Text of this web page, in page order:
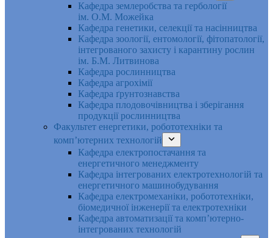
Кафедра землеробства та гербології
ім. О.М. Можейка
Кафедра генетики, селекції та насінництва
Кафедра зоології, ентомології, фітопатології,
інтегрованого захисту і карантину рослин
ім. Б.М. Литвинова
Кафедра рослинництва
Кафедра агрохімії
Кафедра ґрунтознавства
Кафедра плодовочівництва і зберігання
продукції рослинництва
Факультет енергетики, робототехніки та
комп’ютерних технологій
Кафедра електропостачання та
енергетичного менеджменту
Кафедра інтегрованих електротехнологій та
енергетичного машинобудування
Кафедра електромеханіки, робототехніки,
біомедичної інженерії та електротехніки
Кафедра автоматизації та комп’ютерно-
інтегрованих технологій